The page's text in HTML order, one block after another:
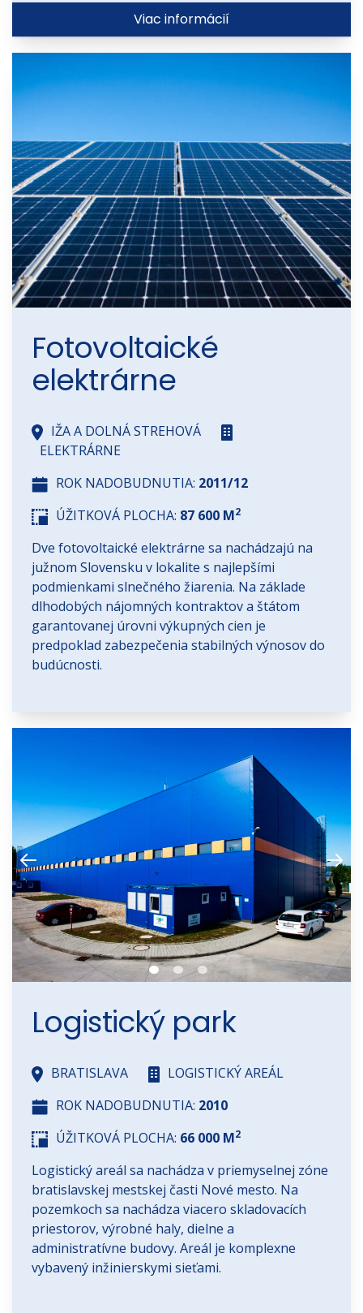
Viac informácií
Fotovoltaické
elektrárne
IŽA A DOLNÁ STREHOVÁ
ELEKTRÁRNE
ROK NADOBUDNUTIA: 2011/12
ÚŽITKOVÁ PLOCHA: 87 600 M2
Dve fotovoltaické elektrárne sa nachádzajú na
južnom Slovensku v lokalite s najlepšími
podmienkami slnečného žiarenia. Na základe
dlhodobých nájomných kontraktov a štátom
garantovanej úrovni výkupných cien je
predpoklad zabezpečenia stabilných výnosov do
budúcnosti.
Logistický park
BRATISLAVA
LOGISTICKÝ AREÁL
ROK NADOBUDNUTIA: 2010
ÚŽITKOVÁ PLOCHA: 66 000 M2
Logistický areál sa nachádza v priemyselnej zóne
bratislavskej mestskej časti Nové mesto. Na
pozemkoch sa nachádza viacero skladovacích
priestorov, výrobné haly, dielne a
administratívne budovy. Areál je komplexne
vybavený inžinierskymi sieťami.